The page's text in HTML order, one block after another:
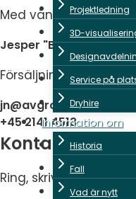
Projektledning
3D-
Service på
Dryhire
Information om
Historia
Fall
Vad är nytt
Med vänlig hälsning
Jesper "Bundy" Nielsen
Försäljningschef & AV
jn@avgroup.dk
+45 2141 4513
Kontakta oss
Ring, skriv eller fyll i